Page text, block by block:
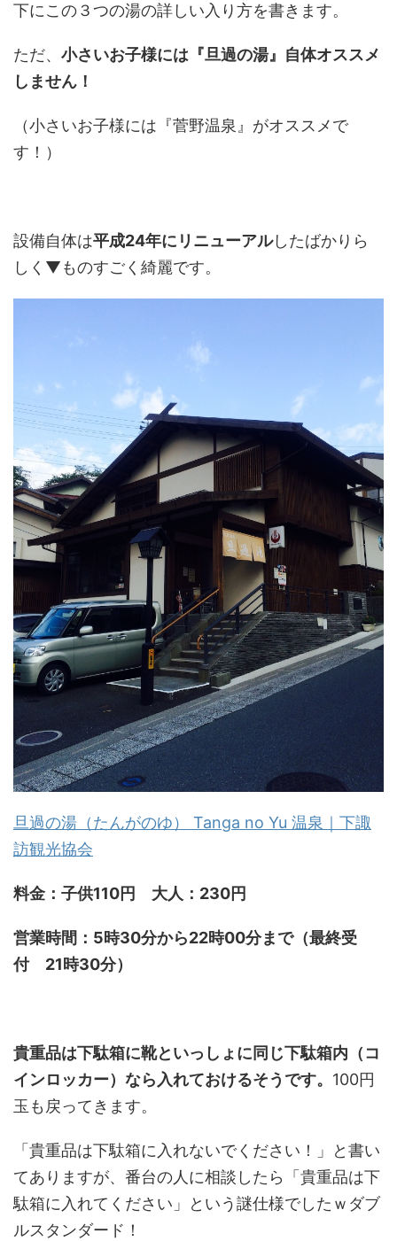
下にこの３つの湯の詳しい入り方を書きます。
ただ、 小さいお子様には『旦過の湯』自体オススメ
しません！
（小さいお子様には『菅野温泉』がオススメで
す！）
設備自体は平成24年にリニューアルしたばかりら
しく▼ものすごく綺麗です。
旦過の湯（たんがのゆ） Tanga no Yu 温泉｜下諏
訪観光協会
料金：子供110円 大人：230円
営業時間：5時30分から22時00分まで（最終受
付 21時30分）
貴重品は下駄箱に靴といっしょに同じ下駄箱内（コ
インロッカー）なら入れておけるそうです。 100円
玉も戻ってきます。
「貴重品は下駄箱に入れないでください！」と書い
てありますが、番台の人に相談したら「貴重品は下
駄箱に入れてください」という謎仕様でしたｗダブ
ルスタンダード！